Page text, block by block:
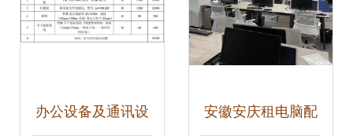
办公设备及通讯设 安徽安庆租电脑配